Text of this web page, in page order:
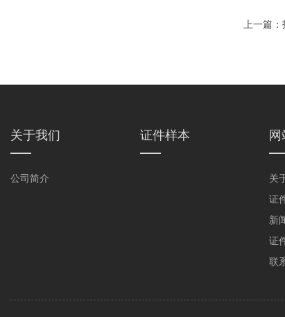
上一篇：
关于我们
公司简介
证件样本
关
证
新
证
联